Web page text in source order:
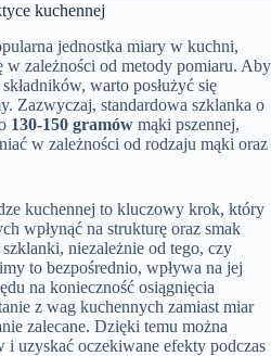
kuchennej
jednostka miary w kuchni,
w zależności od metody pomiaru. Aby
warto posłużyć się
Zazwyczaj, standardowa szklanka o
130-150 gramów mąki pszennej,
w zależności od rodzaju mąki oraz
kuchennej to kluczowy krok, który
wpłynąć na strukturę oraz smak
niezależnie od tego, czy
to bezpośrednio, wpływa na jej
na konieczność osiągnięcia
z wag kuchennych zamiast miar
zalecane. Dzięki temu można
i uzyskać oczekiwane efekty podczas